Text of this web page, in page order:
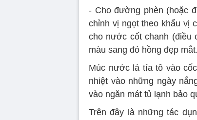
- Cho đường phèn (hoặc
chỉnh vị ngọt theo khẩu vị
cho nước cốt chanh (điều
màu sang đỏ hồng đẹp mắt.
Múc nước lá tía tô vào
nhiệt vào những ngày
vào ngăn mát tủ lạnh bảo
Trên đây là những tác